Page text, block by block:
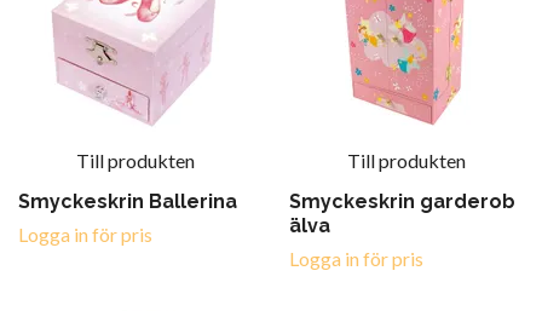
Till produkten
Smyckeskrin Ballerina
Logga in för pris
Till produkten
Smyckeskrin garderob
älva
Logga in för pris